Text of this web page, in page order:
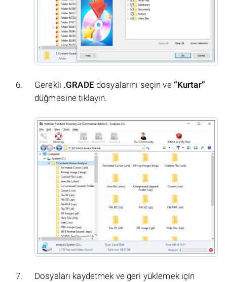
Gerekli .GRADEdosyalarını seçin ve “Kurtar”
düğmesine tıklayın.
Dosyaları kaydetmek ve geri yüklemek için